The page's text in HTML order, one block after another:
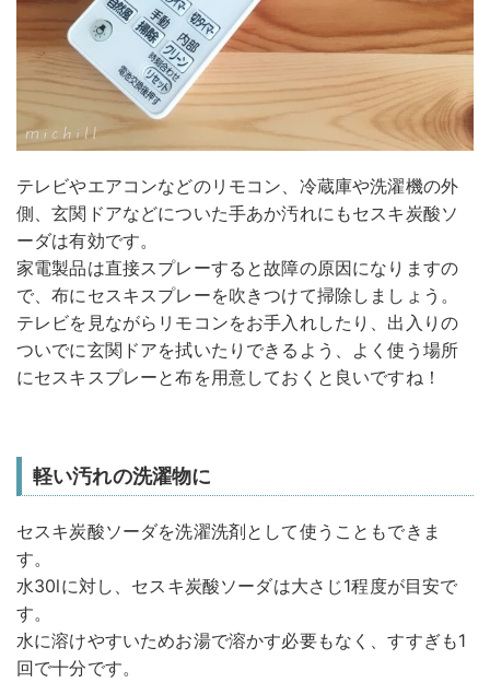
テレビやエアコンなどのリモコン、冷蔵庫や洗濯機の外
側、玄関ドアなどについた手あか汚れにもセスキ炭酸ソ
ーダは有効です。
家電製品は直接スプレーすると故障の原因になりますの
で、布にセスキスプレーを吹きつけて掃除しましょう。
テレビを見ながらリモコンをお手入れしたり、出入りの
ついでに玄関ドアを拭いたりできるよう、よく使う場所
にセスキスプレーと布を用意しておくと良いですね！
軽い汚れの洗濯物に
セスキ炭酸ソーダを洗濯洗剤として使うこともできま
す。
水30lに対し、セスキ炭酸ソーダは大さじ1程度が目安で
す。
水に溶けやすいためお湯で溶かす必要もなく、すすぎも1
回で十分です。